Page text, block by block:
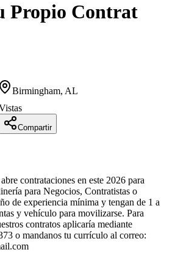
Propio Contrat
Birmingham, AL
Compartir
contrataciones en este 2026 para
para Negocios, Contratistas o
de experiencia mínima y tengan de 1 a
y vehículo para movilizarse. Para
contratos aplicaría mediante
o mandanos tu currículo al correo: